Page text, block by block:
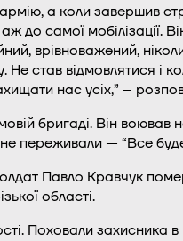
а коли завершив
до самої мобілізації.
врівноважений,
Не став відмовлятися і
нас усіх,” –
бригаді. Він
переживали — “Все
Павло Кравчук
області.
Поховали захисника в